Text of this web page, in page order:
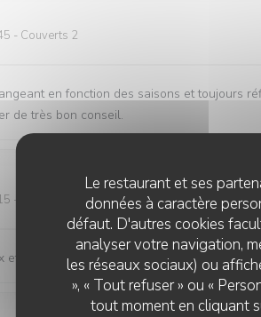
Le restaurant et ses
données à caractère
défaut. D'autres cookies
analyser votre navigation,
les réseaux sociaux) ou
», « Tout refuser » ou «
tout moment en cliquant
- Couverts 2
en fonction des saisons et toujours
de très bon conseil.
- Couverts 2
et servi avec amabilité